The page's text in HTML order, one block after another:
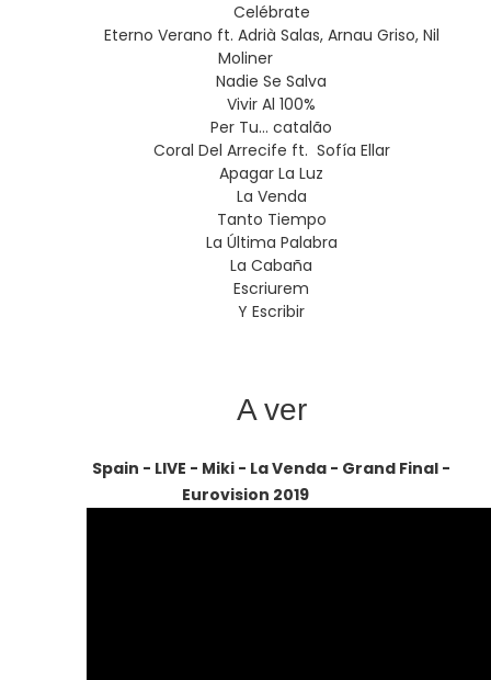
Celébrate
Eterno Verano ft. Adrià Salas, Arnau Griso, Nil
Moliner
Nadie Se Salva
Vivir Al 100%
Per Tu… catalão
Coral Del Arrecife ft. Sofía Ellar
Apagar La Luz
La Venda
Tanto Tiempo
La Última Palabra
La Cabaña
Escriurem
Y Escribir
A ver
Spain - LIVE - Miki - La Venda - Grand Final -
Eurovision 2019